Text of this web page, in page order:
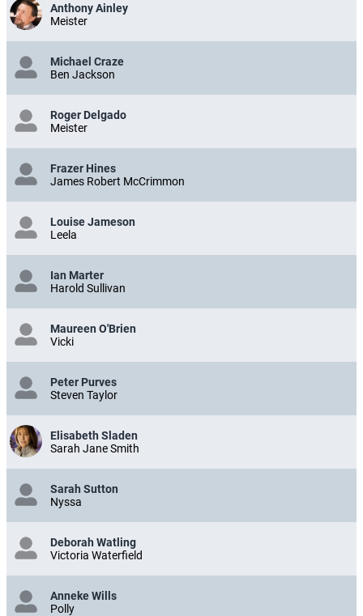
Anthony Ainley
Meister
Michael Craze
Ben Jackson
Roger Delgado
Meister
Frazer Hines
James Robert McCrimmon
Louise Jameson
Leela
Ian Marter
Harold Sullivan
Maureen O'Brien
Vicki
Peter Purves
Steven Taylor
Elisabeth Sladen
Sarah Jane Smith
Sarah Sutton
Nyssa
Deborah Watling
Victoria Waterfield
Anneke Wills
Polly